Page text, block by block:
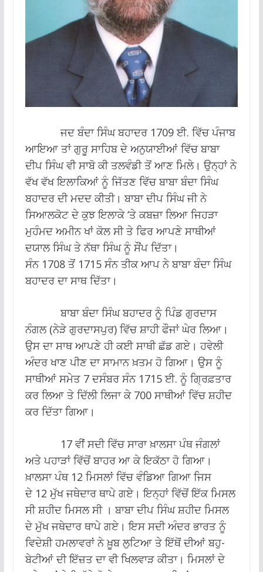
ਜਦ ਬੰਦਾ ਸਿੰਘ ਬਹਾਦਰ 1709 ਈ. ਵਿੱਚ ਪੰਜਾਬ
ਆਇਆ ਤਾਂ ਗੁਰੂ ਸਾਹਿਬ ਦੇ ਅਨੁਯਾਈਆਂ ਵਿੱਚ ਬਾਬਾ
ਦੀਪ ਸਿੰਘ ਵੀ ਸਾਬੋ ਕੀ ਤਲਵੰਡੀ ਤੋਂ ਆਣ ਮਿਲੇ। ਉਨ੍ਹਾਂ ਨੇ
ਵੱਖ ਵੱਖ ਇਲਾਕਿਆਂ ਨੂੰ ਜਿੱਤਣ ਵਿੱਚ ਬਾਬਾ ਬੰਦਾ ਸਿੰਘ
ਬਹਾਦਰ ਦੀ ਮਦਦ ਕੀਤੀ। ਬਾਬਾ ਦੀਪ ਸਿੰਘ ਜੀ ਨੇ
ਸਿਆਲਕੋਟ ਦੇ ਕੁਝ ਇਲਾਕੇ ‘ਤੇ ਕਬਜ਼ਾ ਲਿਆ ਜਿਹੜਾ
ਮੁਹੰਮਦ ਅਮੀਨ ਖਾਂ ਕੋਲ ਸੀ ਤੇ ਫਿਰ ਆਪਣੇ ਸਾਥੀਆਂ
ਦਯਾਲ ਸਿੰਘ ਤੇ ਨੱਥਾ ਸਿੰਘ ਨੂੰ ਸੌਂਪ ਦਿੱਤਾ।
ਸੰਨ 1708 ਤੋਂ 1715 ਸੰਨ ਤੀਕ ਆਪ ਨੇ ਬਾਬਾ ਬੰਦਾ ਸਿੰਘ
ਬਹਾਦਰ ਦਾ ਸਾਥ ਦਿੱਤਾ।
ਬਾਬਾ ਬੰਦਾ ਸਿੰਘ ਬਹਾਦਰ ਨੂੰ ਪਿੰਡ ਗੁਰਦਾਸ
ਨੰਗਲ (ਨੇੜੇ ਗੁਰਦਾਸਪੁਰ) ਵਿੱਚ ਸ਼ਾਹੀ ਫੌਜਾਂ ਘੇਰ ਲਿਆ।
ਉਸ ਦਾ ਸਾਥ ਆਪਣੇ ਹੀ ਕਈ ਸਾਥੀ ਛੱਡ ਗਏ। ਹਵੇਲੀ
ਅੰਦਰ ਖਾਣ ਪੀਣ ਦਾ ਸਾਮਾਨ ਖ਼ਤਮ ਹੋ ਗਿਆ। ਉਸ ਨੂੰ
ਸਾਥੀਆਂ ਸਮੇਤ 7 ਦਸੰਬਰ ਸੰਨ 1715 ਈ. ਨੂੰ ਗ੍ਰਿਫ਼ਤਾਰ
ਕਰ ਲਿਆ ਤੇ ਦਿੱਲੀ ਲਿਜਾ ਕੇ 700 ਸਾਥੀਆਂ ਵਿੱਚ ਸ਼ਹੀਦ
ਕਰ ਦਿੱਤਾ ਗਿਆ।
17 ਵੀਂ ਸਦੀ ਵਿੱਚ ਸਾਰਾ ਖ਼ਾਲਸਾ ਪੰਥ ਜੰਗਲਾਂ
ਅਤੇ ਪਹਾੜਾਂ ਵਿੱਚੋਂ ਬਾਹਰ ਆ ਕੇ ਇਕੱਠਾ ਹੋ ਗਿਆ।
ਖ਼ਾਲਸਾ ਪੰਥ 12 ਮਿਸਲਾਂ ਵਿੱਚ ਵੰਡਿਆ ਗਿਆ ਜਿਸ
ਦੇ 12 ਮੁੱਖ ਜਥੇਦਾਰ ਥਾਪੇ ਗਏ। ਇਨ੍ਹਾਂ ਵਿੱਚੋਂ ਇੱਕ ਮਿਸਲ
ਸੀ ਸ਼ਹੀਦ ਮਿਸਲ ਸੀ । ਬਾਬਾ ਦੀਪ ਸਿੰਘ ਸ਼ਹੀਦ ਮਿਸਲ
ਦੇ ਮੁੱਖ ਜਥੇਦਾਰ ਥਾਪੇ ਗਏ। ਇਸ ਸਦੀ ਅੰਦਰ ਭਾਰਤ ਨੂੰ
ਵਿਦੇਸ਼ੀ ਹਮਲਾਵਰਾਂ ਨੇ ਖ਼ੂਬ ਲੁਟਿਆ ਤੇ ਇੱਥੋਂ ਦੀਆਂ ਬਹੁ-
ਬੇਟੀਆਂ ਦੀ ਇੱਜ਼ਤ ਦਾ ਵੀ ਖਿਲਵਾੜ ਕੀਤਾ। ਮਿਸਲਾਂ ਦੇ